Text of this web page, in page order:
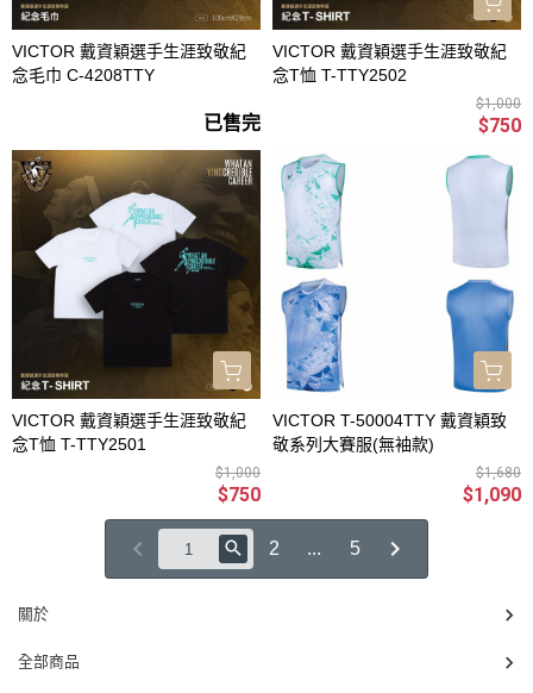
VICTOR 戴資穎選手生涯致敬紀
念毛巾 C-4208TTY
已售完
VICTOR 戴資穎選手生涯致敬紀
念T恤 T-TTY2502
$1,000
$750
VICTOR 戴資穎選手生涯致敬紀
念T恤 T-TTY2501
$1,000
$750
VICTOR T-50004TTY 戴資穎致
敬系列大賽服(無袖款)
$1,680
$1,090
2 ... 5
關於
全部商品